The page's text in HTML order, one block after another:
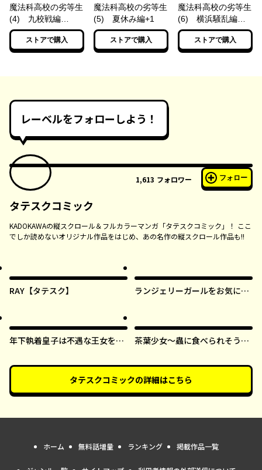
魔法科高校の劣等生
(4) 九校戦編
〈下〉
ストアで購入
魔法科高校の劣等生
(5) 夏休み編+1
ストアで購入
魔法科高校の劣等生
(6) 横浜騒乱編
〈上〉
ストアで購入
レーベルをフォローしよう！
1,613 フォロワー フォロー
タテスクコミック
KADOKAWAの縦スクロール＆フルカラーマンガ「タテスクコミック」！ ここ
でしか読めないオリジナル作品をはじめ、あの名作の縦スクロール作品も!!
RAY【タテスク】
ランジェリーガールをお気に召
年下執着皇子は不遇な王女を愛
茶葉少女～蟲に食べられそうに
した！～【タテスク】
タテスクコミックの詳細はこちら
ホーム 無料話増量 ランキング 掲載作品一覧